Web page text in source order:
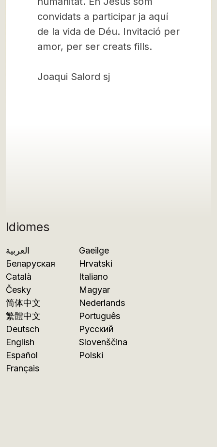
Idiomes
العربية
Беларуская
Català
Česky
简体中文
繁體中文
Deutsch
English
Español
Français
Gaeilge
Hrvatski
Italiano
Magyar
Nederlands
Português
Русский
Slovenščina
Polski
convidats a participar ja aquí
de la vida de Déu. Invitació per
amor, per ser creats fills.
Joaqui Salord sj